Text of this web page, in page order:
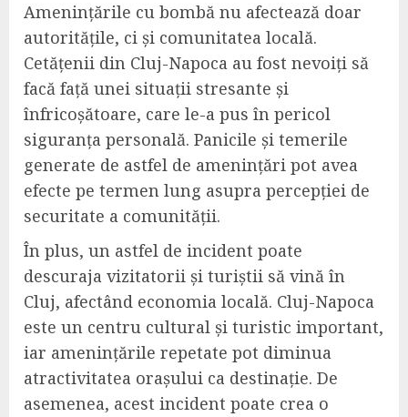
Amenințările cu bombă nu afectează doar
autoritățile, ci și comunitatea locală.
Cetățenii din Cluj-Napoca au fost nevoiți să
facă față unei situații stresante și
înfricoșătoare, care le-a pus în pericol
siguranța personală. Panicile și temerile
generate de astfel de amenințări pot avea
efecte pe termen lung asupra percepției de
securitate a comunității.
În plus, un astfel de incident poate
descuraja vizitatorii și turiștii să vină în
Cluj, afectând economia locală. Cluj-Napoca
este un centru cultural și turistic important,
iar amenințările repetate pot diminua
atractivitatea orașului ca destinație. De
asemenea, acest incident poate crea o